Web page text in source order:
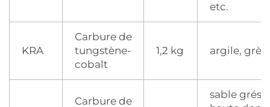
etc.
KRA
Carbure de
tungstène-
cobalt
1,2 kg argile,
Carbure de
sable